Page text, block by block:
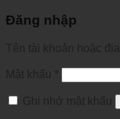
Đăng nhập